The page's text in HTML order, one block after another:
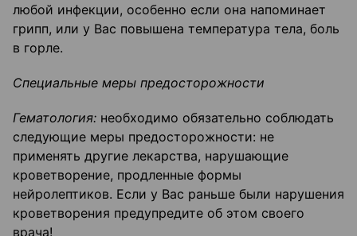
любой инфекции, особенно если она напоминает
грипп, или у Вас повышена температура тела, боль
в горле.
Специальные меры предосторожности
Гематология: необходимо обязательно соблюдать
следующие меры предосторожности: не
применять другие лекарства, нарушающие
кроветворение, продленные формы
нейролептиков. Если у Вас раньше были нарушения
кроветворения предупредите об этом своего
врача!